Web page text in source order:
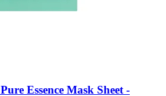
Pure Essence Mask Sheet -​